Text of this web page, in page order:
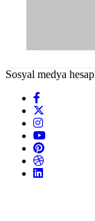
Sosyal medya